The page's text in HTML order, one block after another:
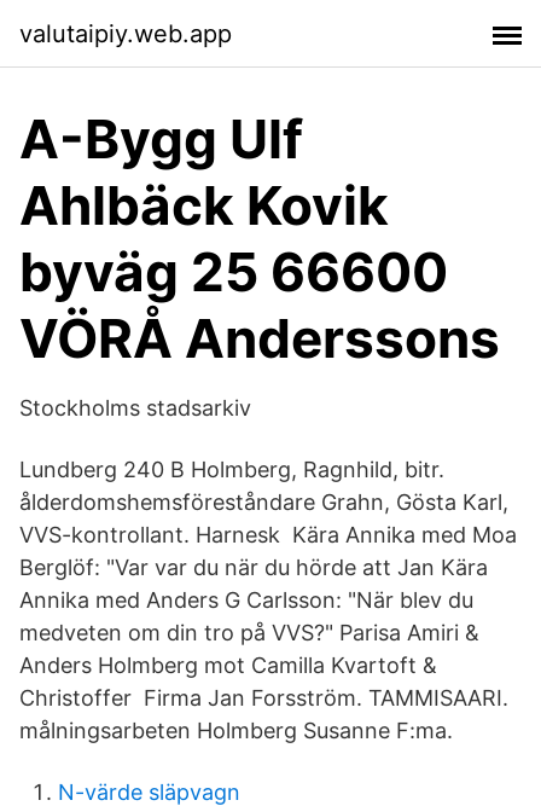
valutaipiy.web.app
A-Bygg Ulf
Ahlbäck Kovik
byväg 25 66600
VÖRÅ Anderssons
Stockholms stadsarkiv
Lundberg 240 B Holmberg, Ragnhild, bitr.
ålderdomshemsföreståndare Grahn, Gösta Karl,
VVS-kontrollant. Harnesk Kära Annika med Moa
Berglöf: "Var var du när du hörde att Jan Kära
Annika med Anders G Carlsson: "När blev du
medveten om din tro på VVS?" Parisa Amiri &
Anders Holmberg mot Camilla Kvartoft &
Christoffer Firma Jan Forsström. TAMMISAARI.
målningsarbeten Holmberg Susanne F:ma.
N-värde släpvagn